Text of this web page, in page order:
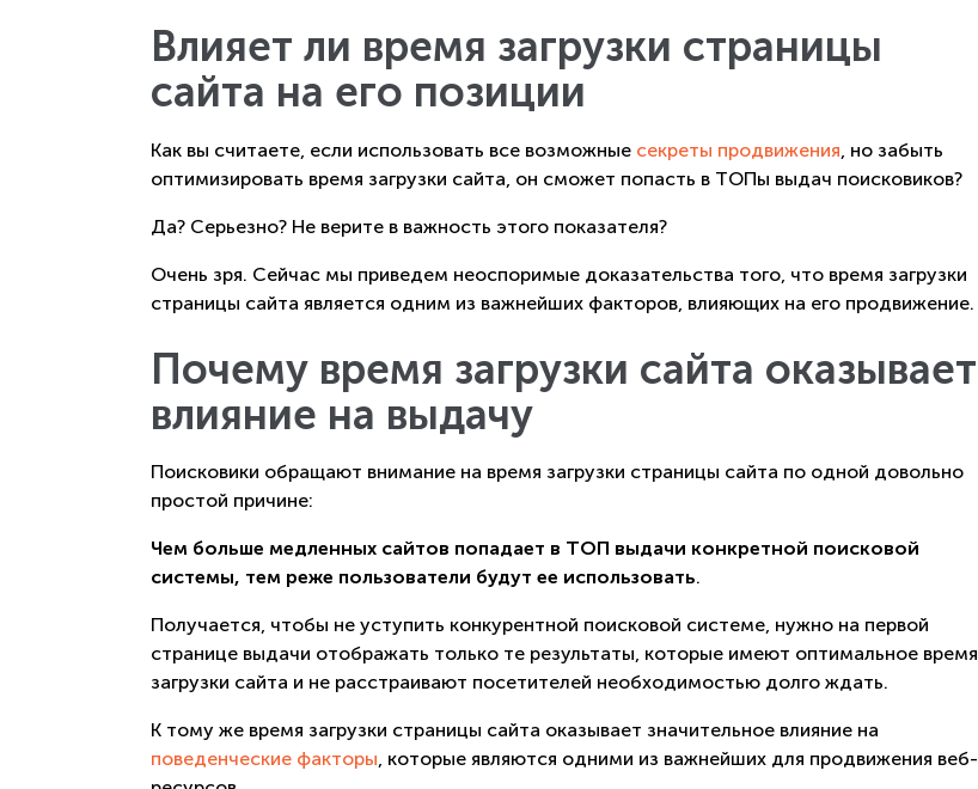
Влияет ли время загрузки страницы
сайта на его позиции
Как вы считаете, если использовать все возможные секреты продвижения , но забыть
оптимизировать время загрузки сайта, он сможет попасть в ТОПы выдач поисковиков?
Да? Серьезно? Не верите в важность этого показателя?
Очень зря. Сейчас мы приведем неоспоримые доказательства того, что время загрузки
страницы сайта является одним из важнейших факторов, влияющих на его продвижение.
Почему время загрузки сайта оказывает
влияние на выдачу
Поисковики обращают внимание на время загрузки страницы сайта по одной довольно
простой причине:
Чем больше медленных сайтов попадает в ТОП выдачи конкретной поисковой
системы, тем реже пользователи будут ее использовать.
Получается, чтобы не уступить конкурентной поисковой системе, нужно на первой
странице выдачи отображать только те результаты, которые имеют оптимальное время
загрузки сайта и не расстраивают посетителей необходимостью долго ждать.
К тому же время загрузки страницы сайта оказывает значительное влияние на
поведенческие факторы , которые являются одними из важнейших для продвижения веб-